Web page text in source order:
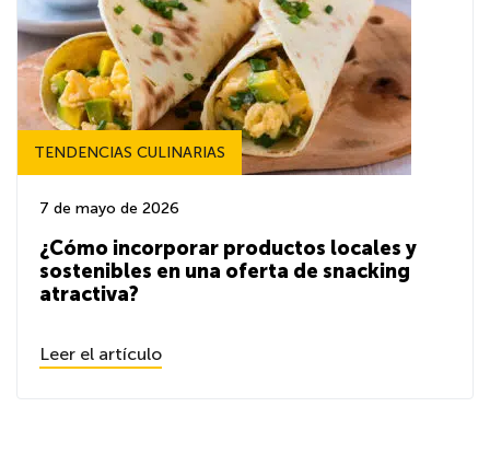
TENDENCIAS CULINARIAS
7 de mayo de 2026
¿Cómo incorporar productos locales y
sostenibles en una oferta de snacking
atractiva?
Leer el artículo